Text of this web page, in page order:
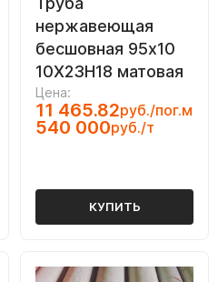
нержавеющая
бесшовная 95х10
10Х23Н18 матовая
Цена:
11 465.82руб./пог.м
540 000руб./т
КУПИТЬ